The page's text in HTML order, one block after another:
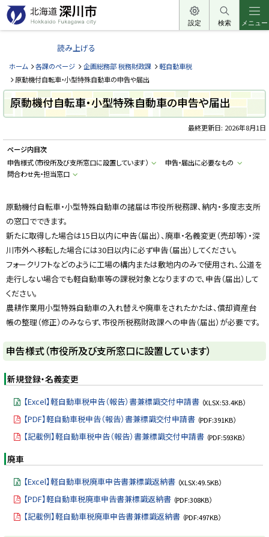
本
文
へ
ー
北
道
深
川
市
H
k
a
d
o
a
g
a
w
a
c
t
y
設定 検索 メニュー
読み上げる
ホーム 各課のページ 企画総務部 税務財政課
軽自動車税
原動機付自転車・小型特殊自動車の申告や届出
原動機付自転車・小型特殊自動車の申告や届出
最終更新日: 2026年8月1日
ページ内目次
申告様式（市役所及び支所窓口に設置しています）
申告・届出に必要なもの
問合わせ先・担当窓口
原動機付自転車・小型特殊自動車の諸届は市役所税務課、納内・多度志支所
の窓口でできます。
新たに取得した場合は15日以内に申告（届出）、廃車・名義変更（売却等）・深
川市外へ移転した場合には30日以内に必ず申告（届出）してください。
フォークリフトなどのように工場の構内または敷地内のみで使用され、公道を
走行しない場合でも軽自動車等の課税対象となりますので、申告（届出）して
ください。
農耕作業用小型特殊自動車の入れ替えや廃車をされたかたは、償却資産台
帳の整理（修正）のみならず、市役所税務財政課への申告（届出）が必要です。
申告様式（市役所及び支所窓口に設置しています）
新規登録・名義変更
【Excel】軽自動車税申告（報告）書兼標識交付申請書 （XLSX:53.4KB）
【PDF】軽自動車税申告（報告）書兼標識交付申請書 （PDF:391KB）
【記載例】軽自動車税申告（報告）書兼標識交付申請書 （PDF:593KB）
廃車
【Excel】軽自動車税廃車申告書兼標識返納書 （XLSX:49.5KB）
【PDF】軽自動車税廃車申告書兼標識返納書 （PDF:308KB）
【記載例】軽自動車税廃車申告書兼標識返納書 （PDF:497KB）